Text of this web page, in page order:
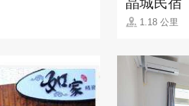
1.18 公里